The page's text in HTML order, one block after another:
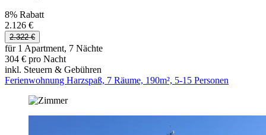
8% Rabatt
2.126 €
2.322 €
für 1 Apartment, 7 Nächte
304 € pro Nacht
inkl. Steuern & Gebühren
Ferienwohnung Harzspaß, 7 Räume, 190m², 5-15 Personen